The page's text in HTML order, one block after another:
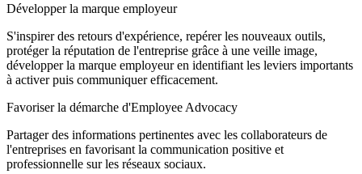
Développer la marque employeur
S'inspirer des retours d'expérience, repérer les nouveaux outils,
protéger la réputation de l'entreprise grâce à une veille image,
développer la marque employeur en identifiant les leviers importants
à activer puis communiquer efficacement.
Favoriser la démarche d'Employee Advocacy
Partager des informations pertinentes avec les collaborateurs de
l'entreprises en favorisant la communication positive et
professionnelle sur les réseaux sociaux.